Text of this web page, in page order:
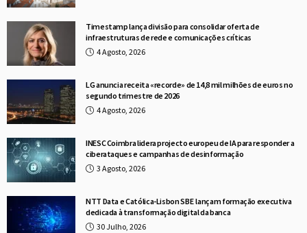
Timestamp lança divisão para consolidar oferta de
infraestruturas de rede e comunicações críticas
4 Agosto, 2026
LG anuncia receita «recorde» de 14,8 mil milhões de euros no
segundo trimestre de 2026
4 Agosto, 2026
INESC Coimbra lidera projecto europeu de IA para responder a
ciberataques e campanhas de desinformação
3 Agosto, 2026
NTT Data e Católica-Lisbon SBE lançam formação executiva
dedicada à transformação digital da banca
30 Julho, 2026